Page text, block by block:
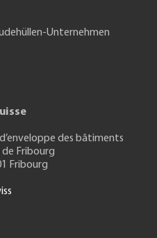
Unternehmen
d’enveloppe des bâtiments
Fribourg
Fribourg